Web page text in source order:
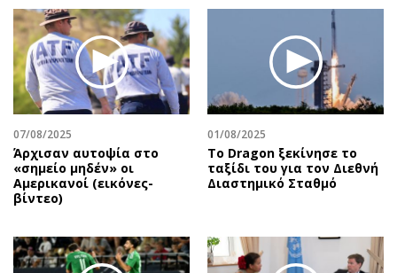
07/08/2025
Άρχισαν αυτοψία στο
«σημείο μηδέν» οι
Αμερικανοί (εικόνες-
βίντεο)
01/08/2025
Το Dragon ξεκίνησε το
ταξίδι του για τον Διεθνή
Διαστημικό Σταθμό